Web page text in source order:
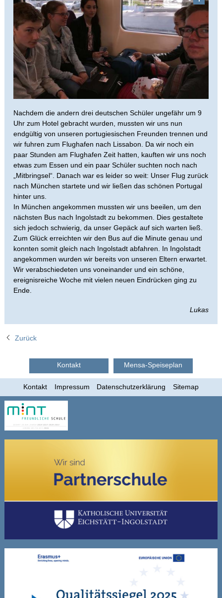
Nachdem die andern drei deutschen Schüler ungefähr um 9
Uhr zum Hotel gebracht wurden, mussten wir uns nun
endgültig von unseren portugiesischen Freunden trennen und
wir fuhren zum Flughafen nach Lissabon. Da wir noch ein
paar Stunden am Flughafen Zeit hatten, kauften wir uns noch
etwas zum Essen und ein paar Schüler suchten noch nach
„Mitbringsel“. Danach war es leider so weit: Unser Flug zurück
nach München startete und wir ließen das schönen Portugal
hinter uns.
In München angekommen mussten wir uns beeilen, um den
nächsten Bus nach Ingolstadt zu bekommen. Dies gestaltete
sich jedoch schwierig, da unser Gepäck auf sich warten ließ.
Zum Glück erreichten wir den Bus auf die Minute genau und
konnten somit gleich nach Ingolstadt abfahren. In Ingolstadt
angekommen wurden wir bereits von unseren Eltern erwartet.
Wir verabschiedeten uns voneinander und ein schöne,
ereignisreiche Woche mit vielen neuen Eindrücken ging zu
Ende.
Lukas
Zurück
Kontakt Mensa-Speiseplan
Kontakt Impressum Datenschutzerklärung Sitemap